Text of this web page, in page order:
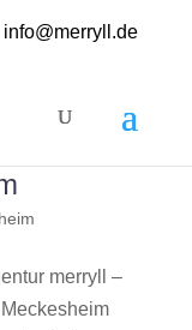
info@merryll.de
merryll –